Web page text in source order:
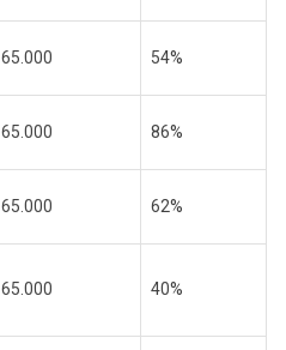
65.000 54%
65.000 86%
65.000 62%
65.000 40%